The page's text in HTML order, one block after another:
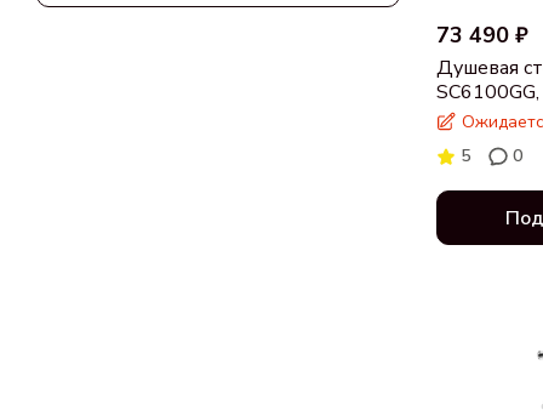
73 490 ₽
Душевая
5
0